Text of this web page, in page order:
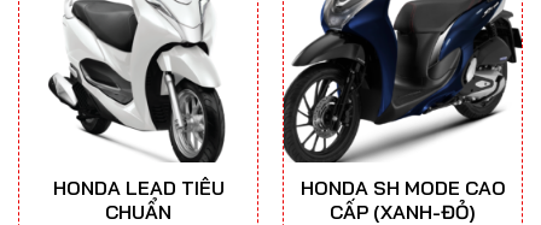
HONDA LEAD TIÊU
CHUẨN
HONDA SH MODE CAO
CẤP (XANH-ĐỎ)